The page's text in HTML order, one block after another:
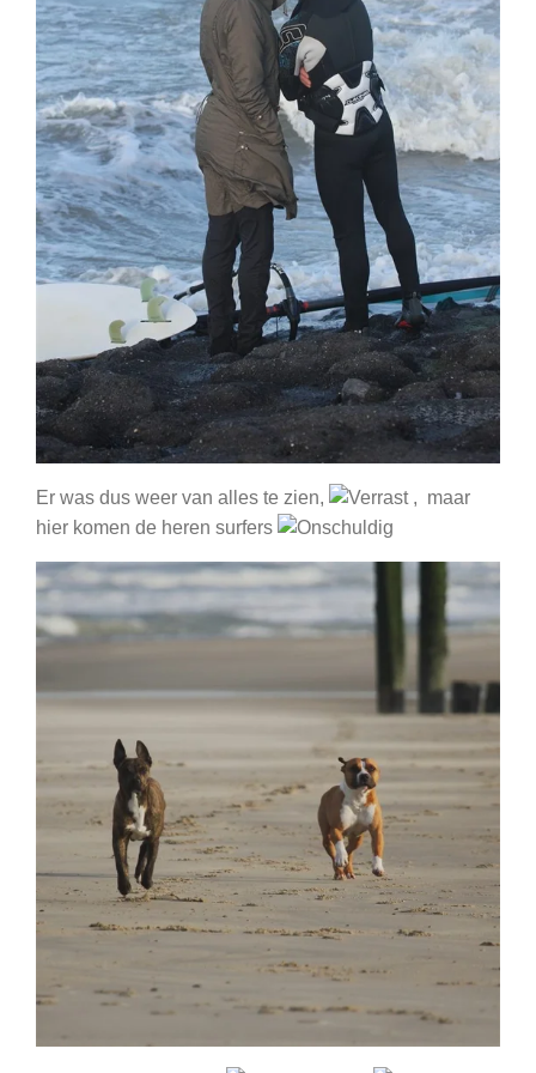
Er was dus weer van alles te zien,
, maar
hier komen de heren surfers